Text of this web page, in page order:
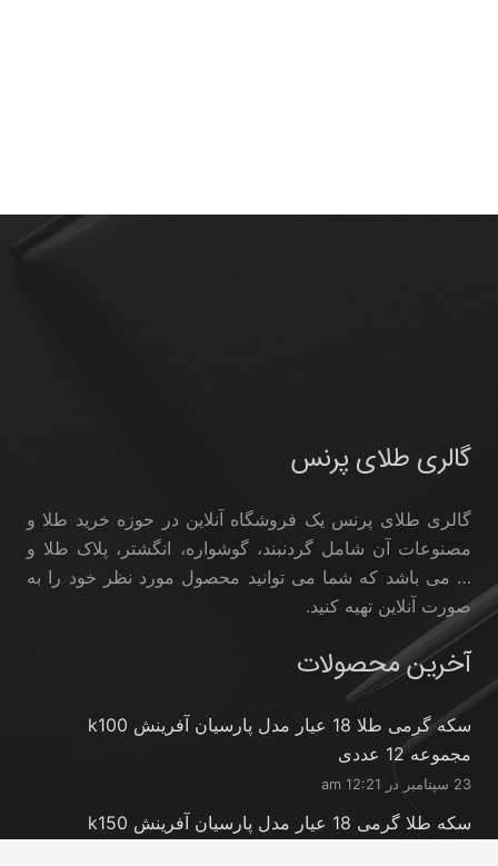
گالری طلای پرنس
گالری طلای پرنس یک فروشگاه آنلاین در حوزه خرید طلا و
مصنوعات آن شامل گردنبند، گوشواره، انگشتر، پلاک طلا و
… می باشد که شما می توانید محصول مورد نظر خود را به
صورت آنلاین تهیه کنید.
آخرین محصولات
سکه گرمی طلا 18 عیار مدل پارسیان آفرینش k100
مجموعه 12 عددی
23 سپتامبر در 12:21 am
سکه طلا گرمی 18 عیار مدل پارسیان آفرینش k150